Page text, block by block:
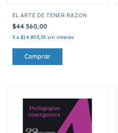
EL ARTE DE TENER RAZON
$44.560,00
3 x $14.853,33 sin interés